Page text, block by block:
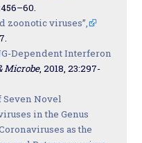
zoonotic viruses”,
Dependent Interferon
Microbe, 2018, 23:297-
Seven Novel
in the Genus
as the